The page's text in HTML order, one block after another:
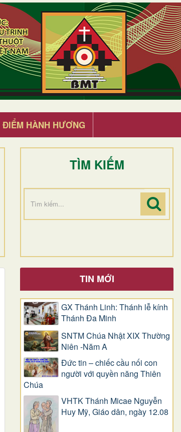
ĐIỂM HÀNH HƯƠNG
TÌM KIẾM
TIN MỚI
GX Thánh Linh: Thánh lễ kính
Thánh Đa Minh
SNTM Chúa Nhật XIX Thường
Niên -Năm A
Đức tin – chiếc cầu nối con
người với quyền năng Thiên
Chúa
VHTK Thánh Micae Nguyễn
Huy Mỹ, Giáo dân, ngày 12.08